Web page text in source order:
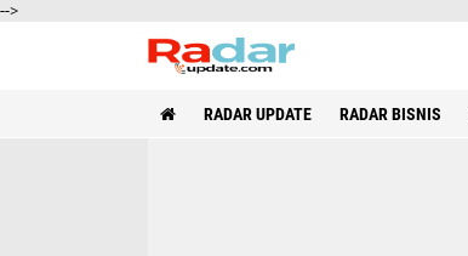
-->
RADAR UPDATE RADAR BISNIS